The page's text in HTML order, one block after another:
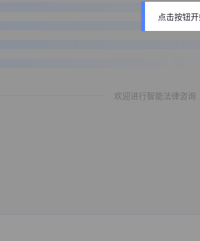
欢迎进行智能法律咨询
点击按钮